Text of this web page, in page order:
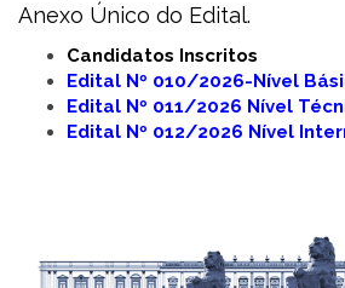
Anexo Único do Edital.
Candidatos Inscritos
Edital Nº 010/2026-Nível
Edital Nº 011/2026 Nível
Edital Nº 012/2026 Nível